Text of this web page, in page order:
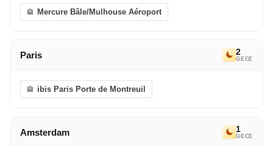
Mercure Bâle/Mulhouse Aéroport
Paris 2
GECE
ibis Paris Porte de Montreuil
Amsterdam 1
GECE